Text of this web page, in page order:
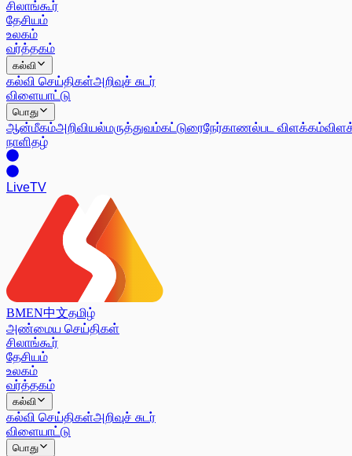
சிலாங்கூர்
தேசியம்
உலகம்
வர்த்தகம்
கல்வி
கல்வி செய்திகள்அறிவுச் சுடர்
விளையாட்டு
பொது
ஆன்மீகம்அறிவியல்மருத்துவம்கட்டுரைநேர்காணல்பட விளக்கம்
நாளிதழ்
LiveTV
BMEN中文தமிழ்
அண்மைய செய்திகள்
சிலாங்கூர்
தேசியம்
உலகம்
வர்த்தகம்
கல்வி
கல்வி செய்திகள்அறிவுச் சுடர்
விளையாட்டு
பொது